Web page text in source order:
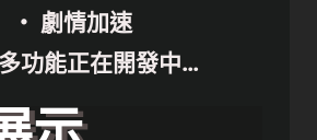
・ 劇情加速
多功能正在開發中…